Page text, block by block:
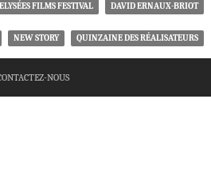
FILMS FESTIVAL DAVID ERNAUX-BRIOT
NEW STORY QUINZAINE DES RÉALISATEURS
NOUS